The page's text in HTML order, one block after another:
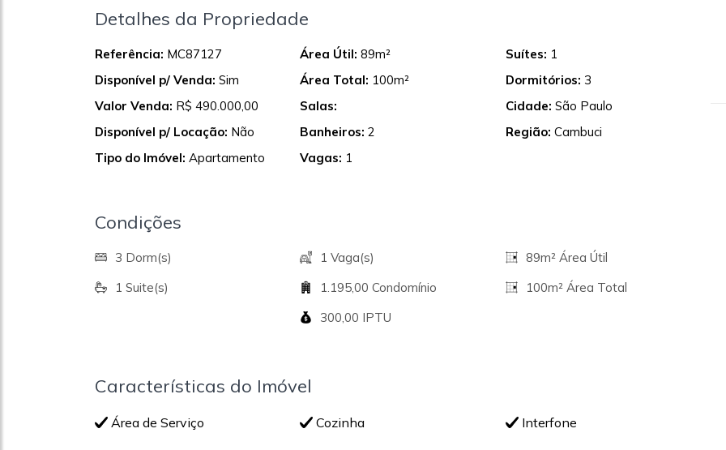
Detalhes da Propriedade
Referência: MC87127
Disponível p/ Venda: Sim
Valor Venda: R$ 490.000,00
Disponível p/ Locação: Não
Tipo do Imóvel: Apartamento
Área Útil: 89m²
Área Total: 100m²
Salas:
Banheiros: 2
Vagas: 1
Suítes: 1
Dormitórios: 3
Cidade: São Paulo
Região: Cambuci
Condições
3 Dorm(s)
1 Suite(s)
1 Vaga(s)
1.195,00 Condomínio
300,00 IPTU
89m² Área Útil
100m² Área Total
Características do Imóvel
Área de Serviço Cozinha Interfone